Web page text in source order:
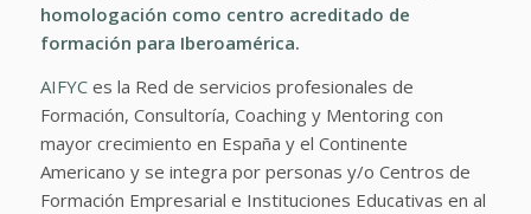
homologación como centro acreditado de
formación para Iberoamérica.
AIFYCes la Red de servicios profesionales de
Formación, Consultoría, Coaching y Mentoring con
mayor crecimiento en España y el Continente
Americano y se integra por personas y/o Centros de
Formación Empresarial e Instituciones Educativas en al